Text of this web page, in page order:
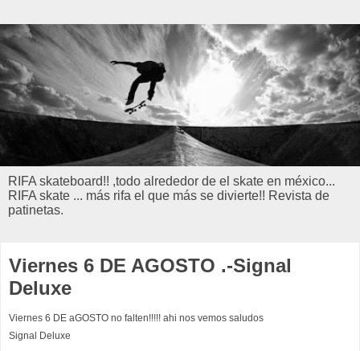
RIFA skateboard!! ,todo alrededor de el skate en méxico...
RIFA skate ... más rifa el que más se divierte!! Revista de
patinetas.
Viernes 6 DE AGOSTO .-Signal
Deluxe
Viernes 6 DE aGOSTO no falten!!!!! ahi nos vemos saludos
Signal Deluxe